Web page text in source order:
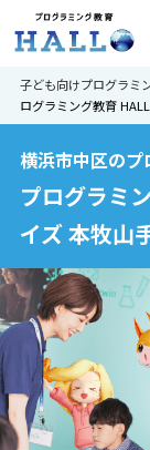
子ども向けプログラミ
ログラミング教育
横浜市中区のプ
プログラミ
イズ 本牧山